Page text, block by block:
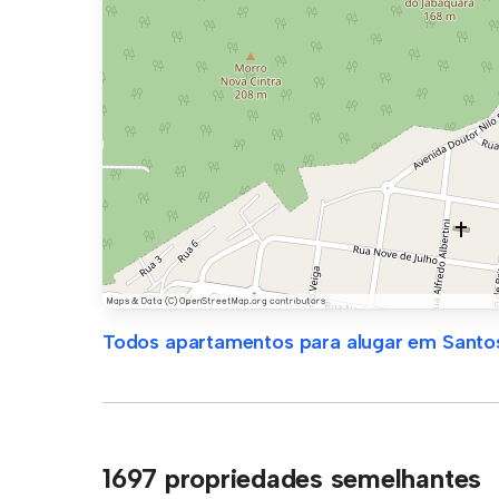
Todos apartamentos para alugar em
1697 propriedades semelhantes